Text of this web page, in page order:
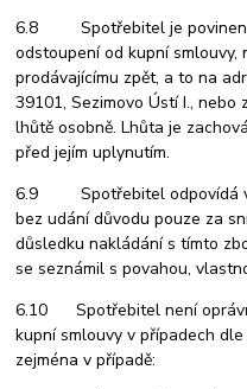
6.8 Spotřebitel je povinen
odstoupení od kupní smlouvy,
prodávajícímu zpět, a to na
39101, Sezimovo Ústí I.,
lhůtě osobně. Lhůta je
před jejím uplynutím.
6.9 Spotřebitel odpovídá v
bez udání důvodu pouze za
důsledku nakládání s tímto
se seznámil s povahou,
6.10 Spotřebitel není
kupní smlouvy v případech
zejména v případě: